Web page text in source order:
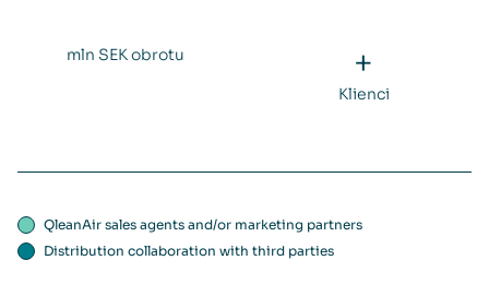
mln SEK obrotu +
Klienci
QleanAir sales agents and/or marketing partners
Distribution collaboration with third parties